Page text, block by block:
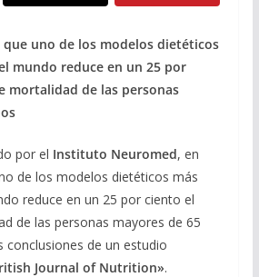
que uno de los modelos dietéticos
mundo reduce en un 25 por
mortalidad de las personas
por el Instituto Neuromed, en
de los modelos dietéticos más
reduce en un 25 por ciento el
de las personas mayores de 65
conclusiones de un estudio
Journal of Nutrition».